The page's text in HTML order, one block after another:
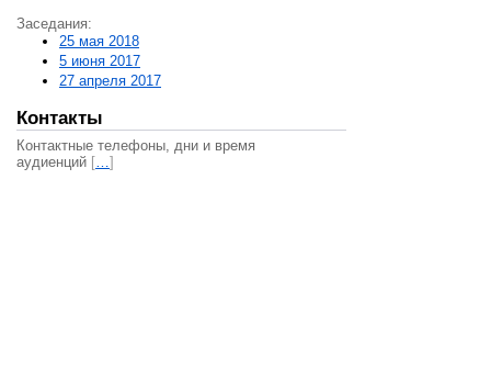
Заседания:
25 мая 2018
5 июня 2017
27 апреля 2017
Контакты
Контактные телефоны, дни и время
аудиенций […]